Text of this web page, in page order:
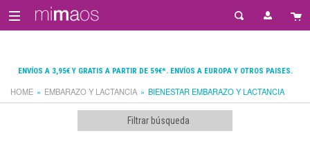
ENVÍOS A 3,95€ Y GRATIS A PARTIR DE 59€*. ENVÍOS A EUROPA Y OTROS PAISES.
HOME EMBARAZO Y LACTANCIA BIENESTAR EMBARAZO Y LACTANCIA
Filtrar búsqueda